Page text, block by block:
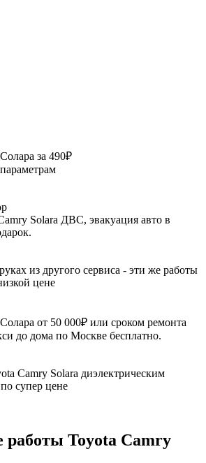
за 490₽
Solara ДВС, эвакуация авто в
из другого сервиса - эти же работы
цене
от 50 000₽ или сроком ремонта
до дома по Москве бесплатно.
Camry Solara диэлектрическим
супер цене
работы Toyota Camry